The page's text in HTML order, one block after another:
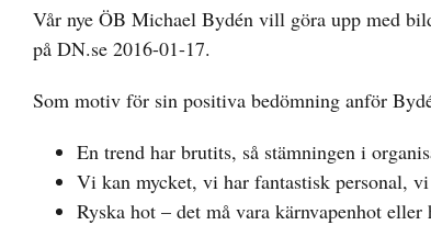
Vår nye ÖB Michael Bydén vill göra upp med
på DN.se 2016-01-17.
Som motiv för sin positiva bedömning anför
En trend har brutits, så stämningen i
Vi kan mycket, vi har fantastisk personal,
Ryska hot – det må vara kärnvapenhot